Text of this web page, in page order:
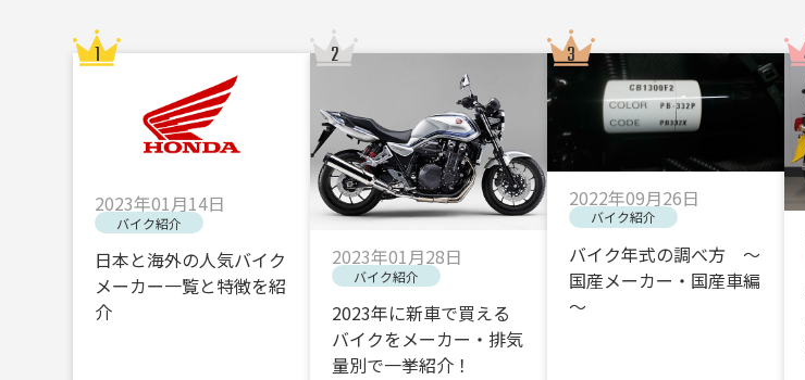
2023年01月14日
バイク紹介
日本と海外の人気バイク
メーカー一覧と特徴を紹
介
2023年01月28日
バイク紹介
2023年に新車で買える
バイクをメーカー・排気
量別で一挙紹介！
2022年09月26日
バイク紹介
バイク年式の調べ方 ～
国産メーカー・国産車編
～